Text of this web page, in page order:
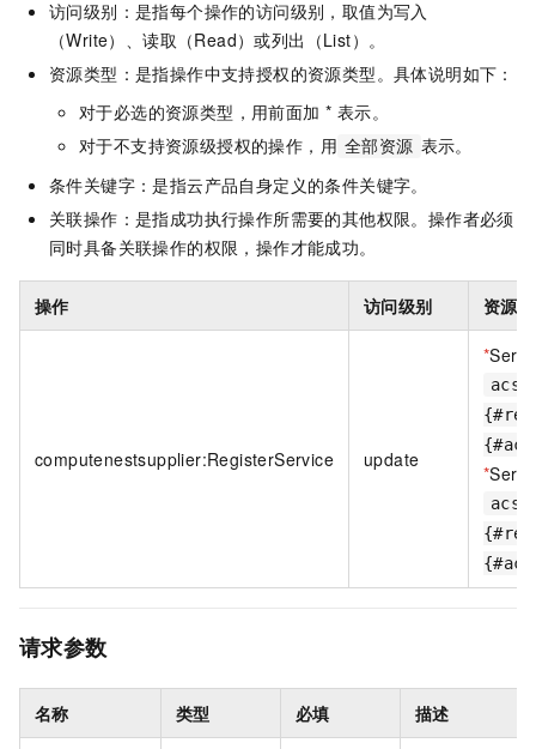
访问级别：是指每个操作的访问级别，取值为写入
（Write）、读取（Read）或列出（List）。
资源类型：是指操作中支持授权的资源类型。具体说明如下：
对于必选的资源类型，用前面加 * 表示。
对于不支持资源级授权的操作，用 全部资源 表示。
条件关键字：是指云产品自身定义的条件关键字。
关联操作：是指成功执行操作所需要的其他权限。操作者必须
同时具备关联操作的权限，操作才能成功。
操作 访问级别 资源
computenestsupplier:RegisterService update
*
*
请求参数
名称 类型 必填 描述